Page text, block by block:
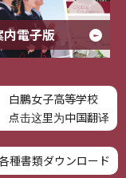
電子版
白鵬女子高等学校
点击这里为中国翻译
種書類ダウンロード